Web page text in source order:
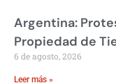
Argentina:
Propiedad de
6 de agosto, 2026
Leer más »